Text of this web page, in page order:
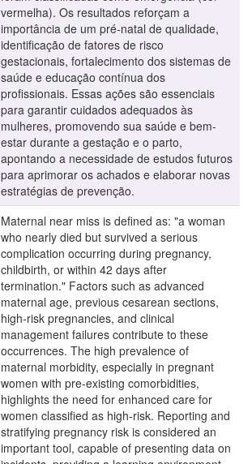
vermelha). Os resultados reforçam a
importância de um pré-natal de qualidade,
identificação de fatores de risco
gestacionais, fortalecimento dos sistemas de
saúde e educação contínua dos
profissionais. Essas ações são essenciais
para garantir cuidados adequados às
mulheres, promovendo sua saúde e bem-
estar durante a gestação e o parto,
apontando a necessidade de estudos futuros
para aprimorar os achados e elaborar novas
estratégias de prevenção.
Maternal near miss is defined as: "a woman
who nearly died but survived a serious
complication occurring during pregnancy,
childbirth, or within 42 days after
termination." Factors such as advanced
maternal age, previous cesarean sections,
high-risk pregnancies, and clinical
management failures contribute to these
occurrences. The high prevalence of
maternal morbidity, especially in pregnant
women with pre-existing comorbidities,
highlights the need for enhanced care for
women classified as high-risk. Reporting and
stratifying pregnancy risk is considered an
important tool, capable of presenting data on